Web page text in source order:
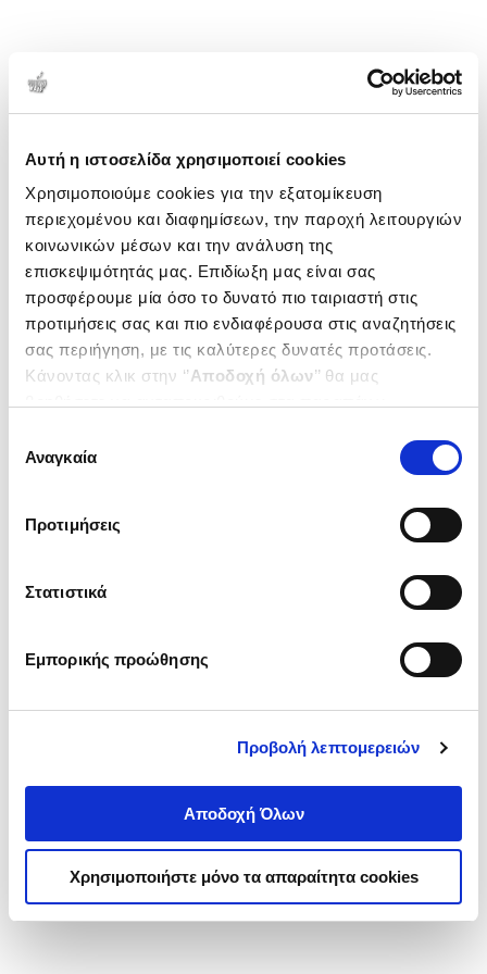
Αυτή η ιστοσελίδα χρησιμοποιεί cookies
Χρησιμοποιούμε cookies για την εξατομίκευση
περιεχομένου και διαφημίσεων, την παροχή λειτουργιών
κοινωνικών μέσων και την ανάλυση της
επισκεψιμότητάς μας. Επιδίωξη μας είναι σας
προσφέρουμε μία όσο το δυνατό πιο ταιριαστή στις
προτιμήσεις σας και πιο ενδιαφέρουσα στις αναζητήσεις
σας περιήγηση, με τις καλύτερες δυνατές προτάσεις.
Κάνοντας κλικ στην ‘’Αποδοχή όλων’’ θα μας
ενδιαφέρουν και να επιλέξετε από τα παρακάτω με την
΄΄και να ενημερωθείτε σχετικά με
συγκατάθεσης
Αναγκαία
Προτιμήσεις
Στατιστικά
Εμπορικής προώθησης
Προβολή λεπτομερειών
Αποδοχή Όλων
Χρησιμοποιήστε μόνο τα απαραίτητα cookies